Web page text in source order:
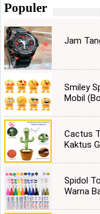
Populer
Jam
Smiley
Mobil
Cactus
Kaktus
Spidol
Warna